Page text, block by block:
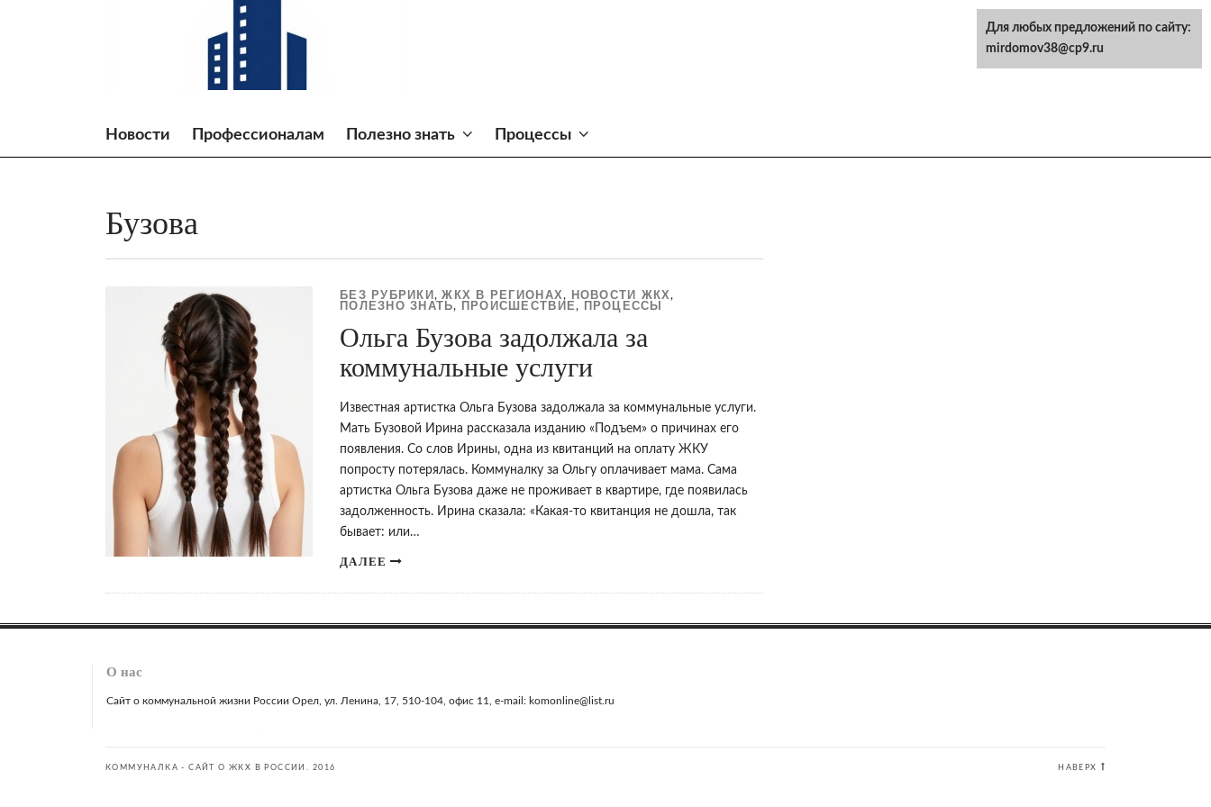
Новости Профессионалам Полезно знать Процессы
Бузова
БЕЗ РУБРИКИ ,ЖКХ В РЕГИОНАХ, НОВОСТИ ЖКХ,
ПОЛЕЗНО ЗНАТЬ, ПРОИСШЕСТВИЕ, ПРОЦЕССЫ
Ольга Бузова задолжала за
коммунальные услуги
Известная артистка Ольга Бузова задолжала за коммунальные услуги.
Мать Бузовой Ирина рассказала изданию «Подъем» о причинах его
появления. Со слов Ирины, одна из квитанций на оплату ЖКУ
попросту потерялась. Коммуналку за Ольгу оплачивает мама. Сама
артистка Ольга Бузова даже не проживает в квартире, где появилась
задолженность. Ирина сказала: «Какая-то квитанция не дошла, так
бывает: или…
ДАЛЕЕ
О нас
Сайт о коммунальной жизни России Орел, ул. Ленина, 17, 510-104, офис 11, e-mail: komonline@list.ru
КОММУНАЛКА - САЙТ О ЖКХ В РОССИИ. 2016 НАВЕРХ
Для любых предложений по сайту:
mirdomov38@cp9.ru